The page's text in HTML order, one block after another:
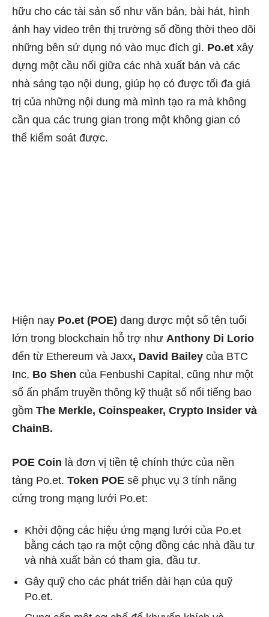
hữu cho các tài sản số như văn bản, bài hát, hình
ảnh hay video trên thị trường số đồng thời theo dõi
những bên sử dụng nó vào mục đích gì. Po.et xây
dựng một cầu nối giữa các nhà xuất bản và các
nhà sáng tạo nội dung, giúp họ có được tối đa giá
trị của những nội dung mà mình tạo ra mà không
cần qua các trung gian trong một không gian có
thể kiểm soát được.
Hiện nay Po.et (POE) đang được một số tên tuổi
lớn trong blockchain hỗ trợ như Anthony Di Lorio
đến từ Ethereum và Jaxx, David Bailey của BTC
Inc, Bo Shen của Fenbushi Capital, cũng như một
số ấn phẩm truyền thông kỹ thuật số nổi tiếng bao
gồm The Merkle, Coinspeaker, Crypto Insider và
ChainB.
POE Coin là đơn vị tiền tệ chính thức của nền
tảng Po.et. Token POE sẽ phục vụ 3 tính năng
cứng trong mạng lưới Po.et:
Khởi động các hiệu ứng mạng lưới của Po.et
bằng cách tạo ra một cộng đồng các nhà đầu tư
và nhà xuất bản có tham gia, đầu tư.
Gây quỹ cho các phát triển dài hạn của quỹ
Po.et.